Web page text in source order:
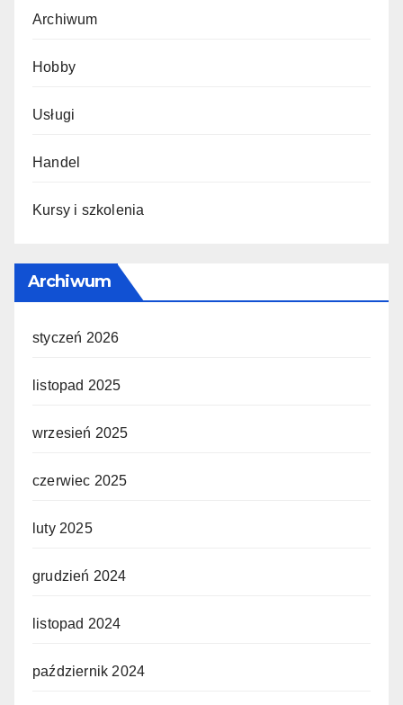
Archiwum
Hobby
Usługi
Handel
Kursy i szkolenia
Archiwum
styczeń 2026
listopad 2025
wrzesień 2025
czerwiec 2025
luty 2025
grudzień 2024
listopad 2024
październik 2024